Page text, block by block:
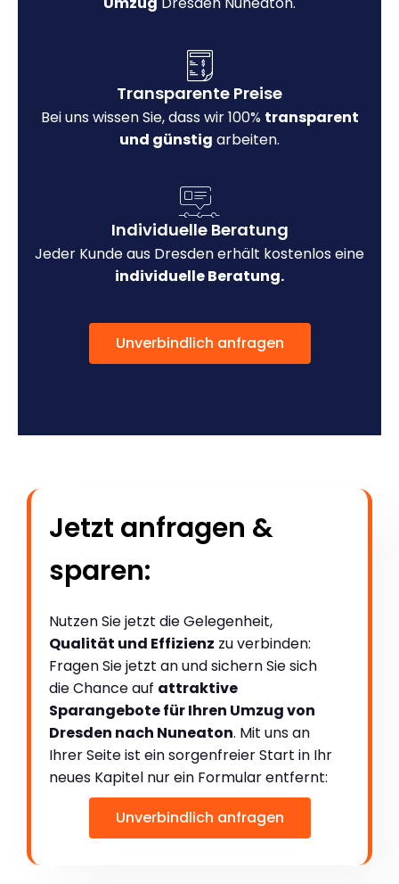
Transparente Preise
Bei uns wissen Sie, dass wir 100% transparent
und günstig arbeiten.
Individuelle Beratung
Jeder Kunde aus Dresden erhält kostenlos eine
individuelle Beratung.
Unverbindlich anfragen
Jetzt anfragen &
sparen:
Nutzen Sie jetzt die Gelegenheit,
Qualität und Effizienz zu verbinden:
Fragen Sie jetzt an und sichern Sie sich
die Chance auf attraktive
Sparangebote für Ihren Umzug von
Dresden nach Nuneaton. Mit uns an
Ihrer Seite ist ein sorgenfreier Start in Ihr
neues Kapitel nur ein Formular entfernt:
Unverbindlich anfragen